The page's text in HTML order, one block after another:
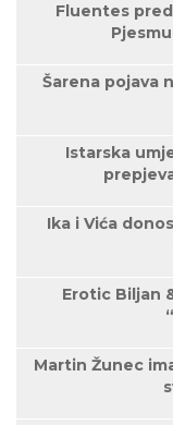
Fluentes
Šarena pojava
Istarska
Ika i Vića
Erotic Biljan
Martin Žunec